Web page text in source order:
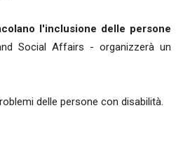
l'inclusione delle persone
Social Affairs - organizzerà un
delle persone con disabilità.